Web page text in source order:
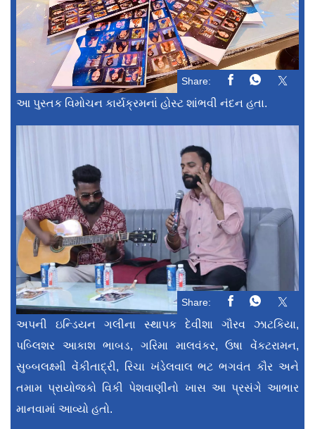
Share:
આ પુસ્તક વિમોચન કાર્યક્રમનાં હોસ્ટ શાંભવી નંદન હતા.
Share:
અપની ઇન્ડિયન ગલીના સ્થાપક દેવીશા ગૌરવ ઝાટકિયા,
પબ્લિશર આકાશ ભાબડ, ગરિમા માલવંકર, ઉષા વેંકટરામન,
સુબ્બલક્ષ્મી વેંકીતાદ્રી, રિચા ખંડેલવાલ ભટ ભગવંત કૌર અને
તમામ પ્રાયોજકો વિકી પેશવાણીનો ખાસ આ પ્રસંગે આભાર
માનવામાં આવ્યો હતો.